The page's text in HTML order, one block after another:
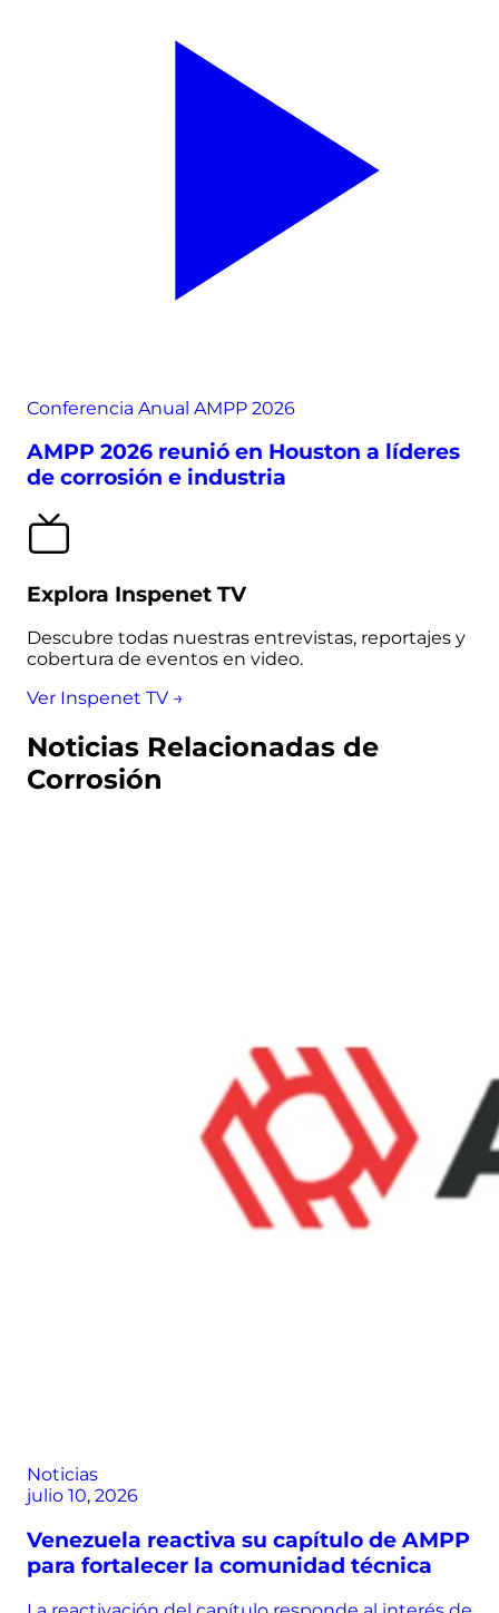
Conferencia Anual AMPP 2026
AMPP 2026 reunió en Houston a líderes
de corrosión e industria
Explora Inspenet TV
Descubre todas nuestras entrevistas, reportajes y
cobertura de eventos en video.
Ver Inspenet TV →
Noticias Relacionadas de
Corrosión
Noticias
julio 10, 2026
Venezuela reactiva su capítulo de AMPP
para fortalecer la comunidad técnica